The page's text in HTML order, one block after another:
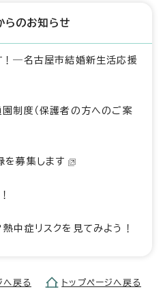
らのお知らせ
！―名古屋市結婚新生活応援
制度（保護者の方へのご案
を募集します
中症リスクを見てみよう！
へ戻る トップページへ戻る